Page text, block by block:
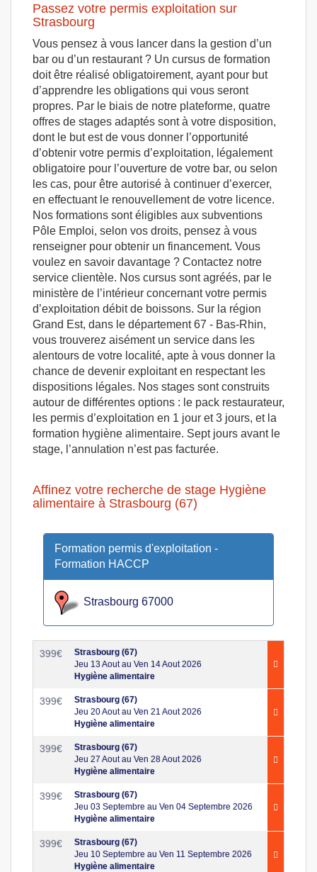
Passez votre permis exploitation sur
Strasbourg
Vous pensez à vous lancer dans la gestion d’un
bar ou d’un restaurant ? Un cursus de formation
doit être réalisé obligatoirement, ayant pour but
d’apprendre les obligations qui vous seront
propres. Par le biais de notre plateforme, quatre
offres de stages adaptés sont à votre disposition,
dont le but est de vous donner l’opportunité
d’obtenir votre permis d’exploitation, légalement
obligatoire pour l’ouverture de votre bar, ou selon
les cas, pour être autorisé à continuer d’exercer,
en effectuant le renouvellement de votre licence.
Nos formations sont éligibles aux subventions
Pôle Emploi, selon vos droits, pensez à vous
renseigner pour obtenir un financement. Vous
voulez en savoir davantage ? Contactez notre
service clientèle. Nos cursus sont agréés, par le
ministère de l’intérieur concernant votre permis
d’exploitation débit de boissons. Sur la région
Grand Est, dans le département 67 - Bas-Rhin,
vous trouverez aisément un service dans les
alentours de votre localité, apte à vous donner la
chance de devenir exploitant en respectant les
dispositions légales. Nos stages sont construits
autour de différentes options : le pack restaurateur,
les permis d’exploitation en 1 jour et 3 jours, et la
formation hygiène alimentaire. Sept jours avant le
stage, l’annulation n’est pas facturée.
Affinez votre recherche de stage Hygiène
alimentaire à Strasbourg (67)
Formation permis d'exploitation -
Formation HACCP
Strasbourg 67000
399€
Strasbourg (67)
Jeu 13 Aout au Ven 14 Aout 2026
Hygiène alimentaire
399€
Strasbourg (67)
Jeu 20 Aout au Ven 21 Aout 2026
Hygiène alimentaire
399€
Strasbourg (67)
Jeu 27 Aout au Ven 28 Aout 2026
Hygiène alimentaire
399€
Strasbourg (67)
Jeu 03 Septembre au Ven 04 Septembre 2026
Hygiène alimentaire
399€
Strasbourg (67)
Jeu 10 Septembre au Ven 11 Septembre 2026
Hygiène alimentaire